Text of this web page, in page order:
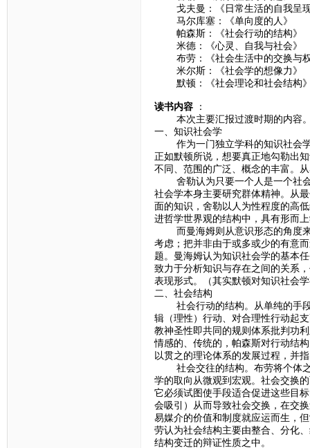
戈夫曼：《日常生活的自我呈
马尔库塞：《单向度的人》
帕森斯：《社会行动的结构》
米德：《心灵、自我与社会》
布劳：《社会生活中的交换与
米尔斯：《社会学的想像力》
默顿：《社会理论和社会结构
读书内容：
本次主要汇报过渡时期的内容
一、知识社会学
作为一门独立学科的知识社会学
正如默顿所说，想要真正地勾勒出
不同、范围的广泛、概念的丰富。
舍勒认为只要一个人是一个社会
社会学本身主要研究群体精神。从
面的知识，舍勒以人为性程度的高
进哲学世界观的结构中，具有形而
而曼海姆则从意识形态的角度来
考虑；把并非由于或多或少的有意
题。曼海姆认为知识社会学的基本
致力于分析知识与存在之间的关系
表现形式。（其实默顿对知识社会
二、社会结构
社会行动的结构。从单纯的手段
辑（理性）行动、对合理性行动起
教神圣性即共同的规则体系批判功
情感的、传统的，帕森斯对行动结
以贯之的理论体系的发展过程，并
社会交往的结构。布劳将个体之
学的取向从微观到宏观。社会交换
它必须试图使手段适合促进这些目
会吸引）从而导致社会交换，在交
易媒介的价值和制度就应运而生，
劳认为社会结构主要由整合、分化
结构变迁的辩证性质之中。